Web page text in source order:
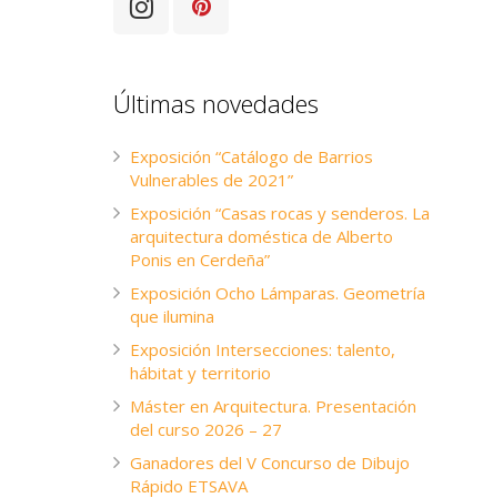
Últimas novedades
Exposición “Catálogo de Barrios
Vulnerables de 2021”
Exposición “Casas rocas y senderos. La
arquitectura doméstica de Alberto
Ponis en Cerdeña”
Exposición Ocho Lámparas. Geometría
que ilumina
Exposición Intersecciones: talento,
hábitat y territorio
Máster en Arquitectura. Presentación
del curso 2026 – 27
Ganadores del V Concurso de Dibujo
Rápido ETSAVA